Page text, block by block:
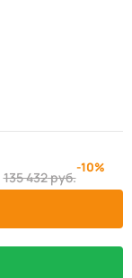
135 432руб.
-10%